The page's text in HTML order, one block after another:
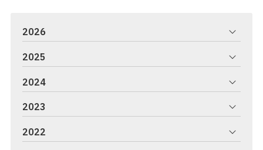
2026
2025
2024
2023
2022